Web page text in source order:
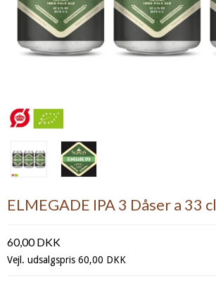
ELMEGADE IPA 3 Dåser a 33 cl
60,00 DKK
Vejl. udsalgspris 60,00 DKK